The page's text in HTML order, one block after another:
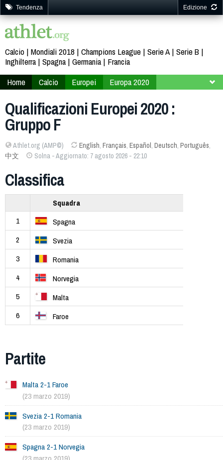
Tendenza Edizione
Calcio Mondiali 2018 Champions League Serie A Serie B
Inghilterra Spagna Germania
Francia
Home
Calcio Europei
Europa 2020
Qualificazioni Europei 2020 :
Gruppo F
Athlet.org (AMP©) English, Français, Español, Deutsch, Português,
中文
Solna - Aggiornato: 7 agosto 2026 - 22:10
Classifica
Squadra
1
Spagna
2
Svezia
3
Romania
4
Norvegia
5
Malta
6
Faroe
Partite
Malta 2-1 Faroe
(23 marzo 2019)
Svezia 2-1 Romania
(23 marzo 2019)
Spagna 2-1 Norvegia